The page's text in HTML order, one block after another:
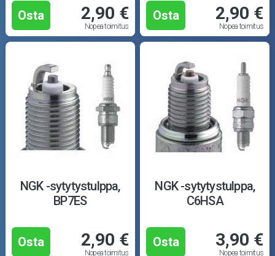
Osta 2,90 €
Nopea toimitus
Osta 2,90 €
Nopea toimitus
NGK -sytytystulppa,
BP7ES
Osta 2,90 €
Nopea toimitus
NGK -sytytystulppa,
C6HSA
Osta 3,90 €
Nopea toimitus